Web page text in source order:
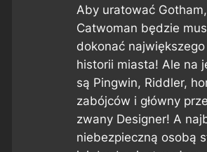
Aby uratować Gotham,
Catwoman będzie
dokonać
historii miasta! Ale na
są Pingwin, Riddler,
zabójców i główny
zwany Designer! A
niebezpieczną osobą